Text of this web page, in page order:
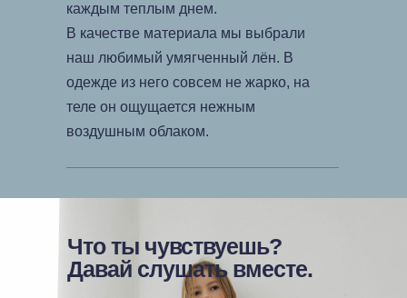
каждым теплым днем.
В качестве материала мы выбрали
наш любимый умягченный лён. В
одежде из него совсем не жарко, на
теле он ощущается нежным
воздушным облаком.
Что ты чувствуешь?
Давай слушать вместе.